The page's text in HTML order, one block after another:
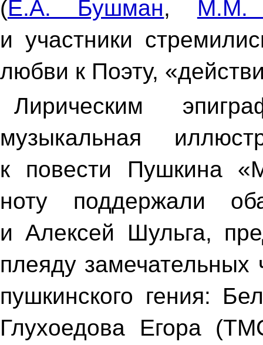
(Е.А. Бушман, М.М.
и участники
любви к Поэту,
Лирическим
музыкальная
к повести Пушкина
ноту поддержали
и Алексей Шульга,
плеяду замечательных
пушкинского гения:
Глухоедова Егора